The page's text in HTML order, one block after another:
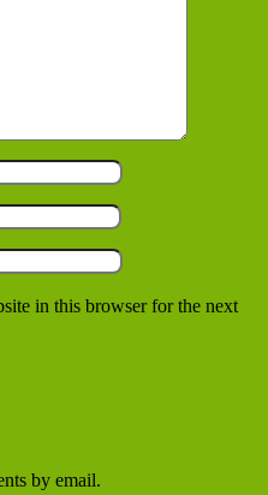
in this browser for the next
by email.